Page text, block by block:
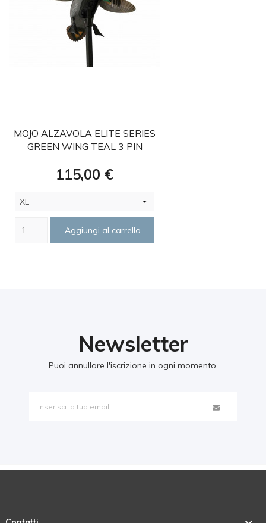
MOJO ALZAVOLA ELITE SERIES
GREEN WING TEAL 3 PIN
Prezzo
115,00 €
Aggiungi al carrello
Newsletter
Puoi annullare l'iscrizione in ogni momento.